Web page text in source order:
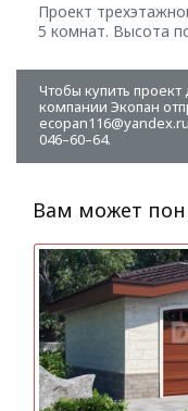
Проект
5 комнат. Высота
Чтобы купить
компании Экопан
046–60–64.
Вам может